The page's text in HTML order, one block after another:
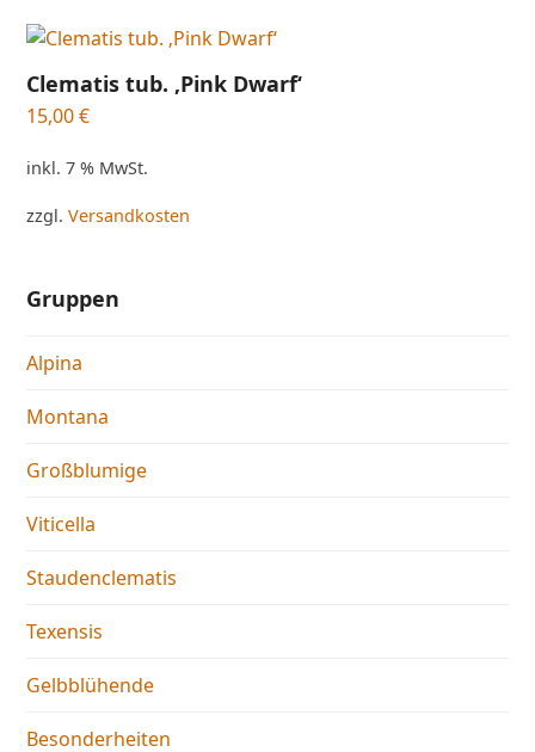
Clematis tub. ‚Pink Dwarf‘
15,00€
inkl. 7 % MwSt.
zzgl.Versandkosten
Gruppen
Alpina
Montana
Großblumige
Viticella
Staudenclematis
Texensis
Gelbblühende
Besonderheiten